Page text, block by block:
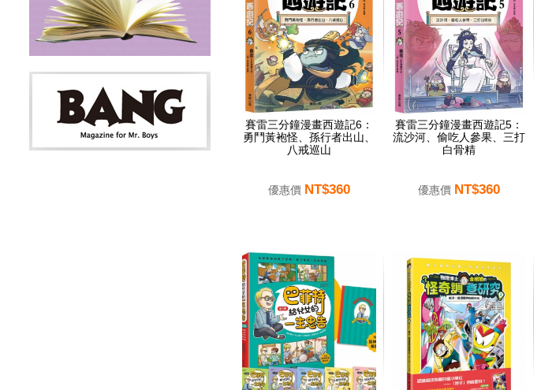
賽雷三分鐘漫畫西遊記6：
勇鬥黃袍怪、孫行者出山、
八戒巡山
優惠價 NT$360
賽雷三分鐘漫畫西遊記5：
流沙河、偷吃人參果、三打
白骨精
優惠價 NT$360